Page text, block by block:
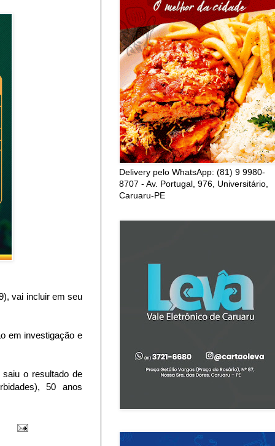
vai incluir em seu
em investigação e
o resultado de
50 anos
Delivery pelo WhatsApp: (81) 9 9980-
8707 - Av. Portugal, 976, Universitário,
Caruaru-PE